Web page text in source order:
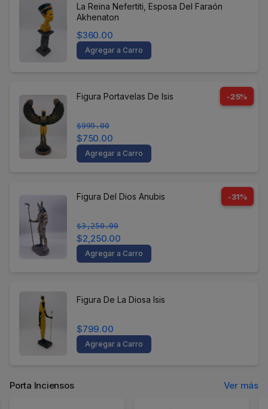
La Reina Nefertiti, Esposa Del Faraón
Akhenaton
$360.00
Agregar a Carro
-25%
Figura Portavelas De Isis
$999.00
$750.00
Agregar a Carro
-31%
Figura Del Dios Anubis
$3,250.00
$2,250.00
Agregar a Carro
Figura De La Diosa Isis
$799.00
Agregar a Carro
Porta Inciensos Ver más